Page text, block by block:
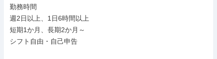
勤務時間
週2日以上、1日6時間以上
短期1か月、長期2か月～
シフト自由・自己申告